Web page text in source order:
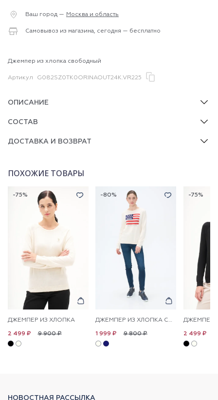
Ваш город — Москва и область
Самовывоз из магазина, сегодня — бесплатно
Джемпер из хлопка свободный
Артикул G082SZ0TK0ORINAOUT24K.VR225
ОПИСАНИЕ
СОСТАВ
ДОСТАВКА И ВОЗВРАТ
ПОХОЖИЕ ТОВАРЫ
-75%
ДЖЕМПЕР ИЗ ХЛОПКА
9 900 ₽
2 499 ₽
-80%
ДЖЕМПЕР ИЗ ХЛОПКА СВОБОДНЫЙ
9 800 ₽
1 999 ₽
-75%
ДЖЕМПЕР
2 499 ₽
НОВОСТНАЯ РАССЫЛКА